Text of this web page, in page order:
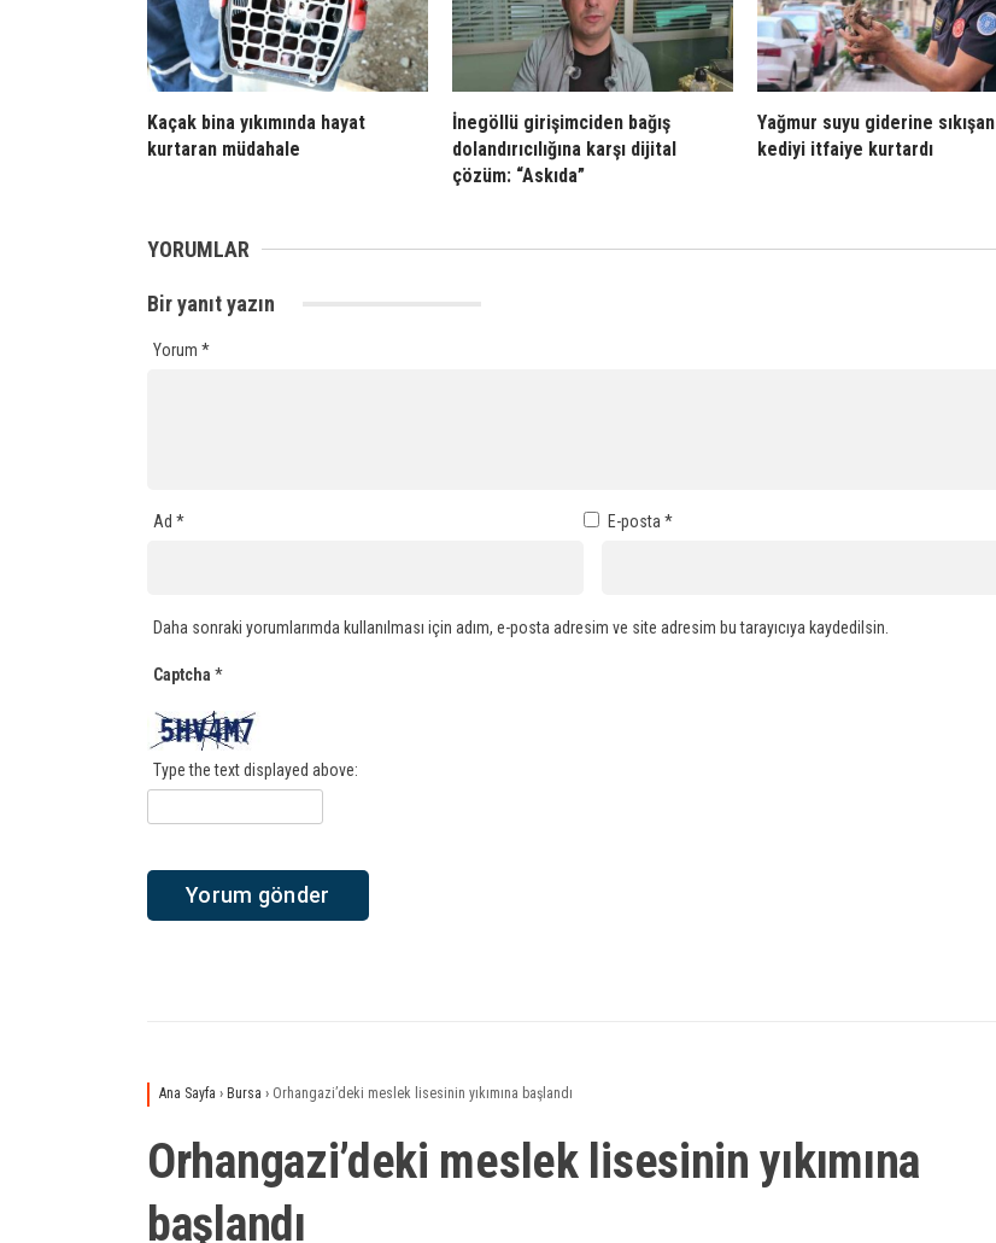
Kaçak bina yıkımında hayat
kurtaran müdahale
İnegöllü girişimciden bağış
dolandırıcılığına karşı dijital
çözüm: “Askıda”
Yağmur suyu giderine sıkışan
kediyi itfaiye kurtardı
YORUMLAR
Bir yanıt yazın
Yorum *
Ad * E-posta *
Daha sonraki yorumlarımda kullanılması için adım, e-posta adresim ve site adresim bu tarayıcıya kaydedilsin.
Captcha *
Type the text displayed above:
Ana Sayfa › Bursa › Orhangazi’deki meslek lisesinin yıkımına başlandı
Orhangazi’deki meslek lisesinin yıkımına
başlandı